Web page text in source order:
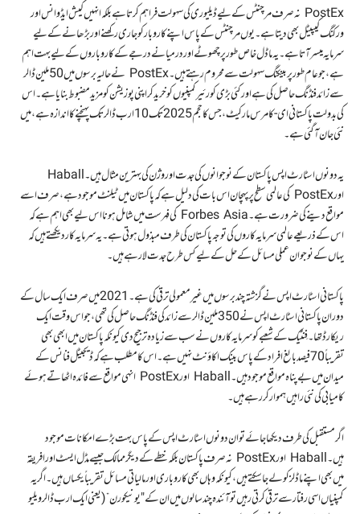
PostEx نہ صرف مرچنٹس کے لیے ڈیلیوری کی سہولت فراہم کرتا ہے بلکہ انہیں کیش ایڈوانس اور
ورکنگ کیپیٹل بھی دیتا ہے۔ یوں مرچنٹس کے پاس اپنے کاروبار کو جاری رکھنے اور بڑھانے کے لیے
سرمایہ میسر آتا ہے۔ یہ ماڈل خاص طور پر چھوٹے اور درمیانے درجے کے کاروباروں کے لیے بہت اہم
ہے، جو عام طور پر بینکنگ سہولت سے محروم رہتے ہیں۔ PostEx نے حالیہ برسوں میں 50 ملین ڈالر
سے زائد فنڈنگ حاصل کی ہے اور کئی بڑی کورئیر کمپنیوں کو خرید کر اپنی پوزیشن کو مزید مضبوط بنایا ہے۔ اس
کی بدولت پاکستانی ای-کامرس مارکیٹ، جس کا حجم 2025 تک 10 ارب ڈالر تک پہنچنے کا اندازہ ہے، میں
نئی جان آ گئی ہے۔
یہ دونوں اسٹارٹ اپس پاکستان کے نوجوانوں کی جدت اور وژن کی بہترین مثال ہیں۔ Haball
اور PostEx کی عالمی سطح پر پہچان اس بات کی دلیل ہے کہ پاکستان میں ٹیلنٹ موجود ہے، صرف اسے
مواقع دینے کی ضرورت ہے۔ Forbes Asia کی فہرست میں شامل ہونا اس لیے بھی اہم ہے کہ
اس کے ذریعے عالمی سرمایہ کاروں کی توجہ پاکستان کی طرف مبذول ہوتی ہے۔ یہ سرمایہ کار دیکھتے ہیں کہ
یہاں کے نوجوان عملی مسائل کے حل کے لیے کس طرح جدت لا رہے ہیں۔
پاکستانی اسٹارٹ اپس نے گزشتہ چند برسوں میں غیر معمولی ترقی کی ہے۔ 2021 میں صرف ایک سال کے
دوران پاکستانی اسٹارٹ اپس نے 350 ملین ڈالر سے زائد کی فنڈنگ حاصل کی تھی، جو اس وقت ایک
ریکارڈ تھا۔ فِنٹیک کے شعبے کو سرمایہ کاروں نے سب سے زیادہ ترجیح دی کیونکہ پاکستان میں ابھی بھی
تقریباً 70 فیصد بالغ افراد کے پاس بینک اکاؤنٹ نہیں ہے۔ اس کا مطلب ہے کہ ڈیجیٹل فنانس کے
میدان میں بے پناہ مواقع موجود ہیں۔ Haball اور PostEx انہی مواقع سے فائدہ اٹھاتے ہوئے
کامیابی کی نئی راہیں ہموار کر رہے ہیں۔
اگر مستقبل کی طرف دیکھا جائے تو ان دونوں اسٹارٹ اپس کے پاس بہت بڑے امکانات موجود
ہیں۔ Haball اور PostEx نہ صرف پاکستان بلکہ خطے کے دیگر ممالک جیسے مڈل ایسٹ اور افریقہ
میں بھی اپنے ماڈلز کو لے جا سکتے ہیں، کیونکہ وہاں بھی کاروباری اور مالیاتی مسائل تقریباً یکساں ہیں۔ اگر یہ
کمپنیاں اسی رفتار سے ترقی کرتی رہیں تو آئندہ چند سالوں میں ان کے "یونیکورن” (یعنی ایک ارب ڈالر ویلیو